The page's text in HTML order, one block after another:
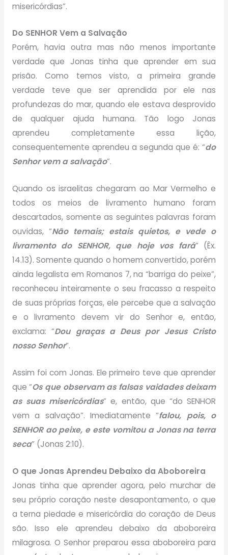
misericórdias”.
Do SENHOR Vem a Salvação
Porém, havia outra mas não menos importante
verdade que Jonas tinha que aprender em sua
prisão. Como temos visto, a primeira grande
verdade teve que ser aprendida por ele nas
profundezas do mar, quando ele estava desprovido
de qualquer ajuda humana. Tão logo Jonas
aprendeu completamente essa lição,
consequentemente aprendeu a segunda que é: “do
Senhor vem a salvação”.
Quando os israelitas chegaram ao Mar Vermelho e
todos os meios de livramento humano foram
descartados, somente as seguintes palavras foram
ouvidas, “Não temais; estais quietos, e vede o
livramento do SENHOR, que hoje vos fará” (Êx.
14.13). Somente quando o homem convertido, porém
ainda legalista em Romanos 7, na “barriga do peixe”,
reconheceu inteiramente o seu fracasso a respeito
de suas próprias forças, ele percebe que a salvação
e o livramento devem vir do Senhor e, então,
exclama: “Dou graças a Deus por Jesus Cristo
nosso Senhor”.
Assim foi com Jonas. Ele primeiro teve que aprender
que “Os que observam as falsas vaidades deixam
as suas misericórdias” e, então, que “do SENHOR
vem a salvação”. Imediatamente “falou, pois, o
SENHOR ao peixe, e este vomitou a Jonas na terra
seca” (Jonas 2:10).
O que Jonas Aprendeu Debaixo da Aboboreira
Jonas tinha que aprender agora, pelo murchar de
seu próprio coração neste desapontamento, o que
a terna piedade e misericórdia do coração de Deus
são. Isso ele aprendeu debaixo da aboboreira
milagrosa. O Senhor preparou essa aboboreira para